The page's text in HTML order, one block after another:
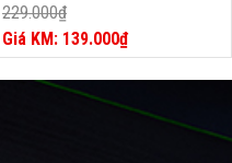
229.000₫
Giá
gốc
là:
229.000₫.
139.000₫
Giá
hiện